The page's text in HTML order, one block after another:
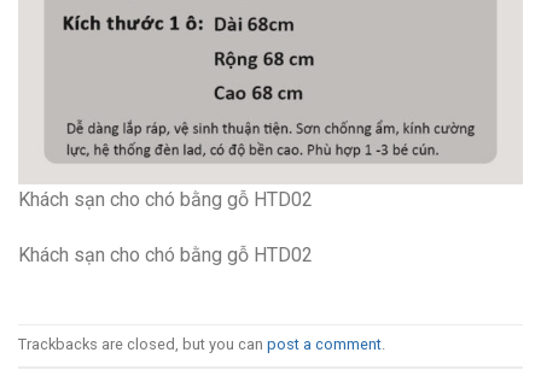
Khách sạn cho chó bằng gỗ HTD02
Khách sạn cho chó bằng gỗ HTD02
Trackbacks are closed, but you can post a comment.